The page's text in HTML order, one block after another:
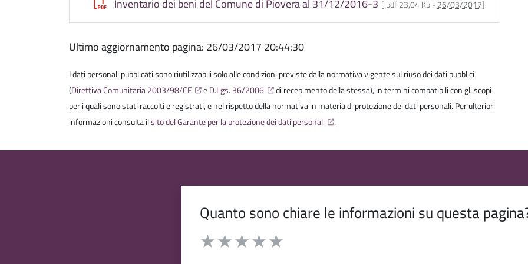
Inventario dei beni del Comune di Piovera al 31/12/2016-3 [.pdf 23,04 Kb - 26/03/2017]
Ultimo aggiornamento pagina: 26/03/2017 20:44:30
I dati personali pubblicati sono riutilizzabili solo alle condizioni previste dalla normativa vigente sul riuso dei dati pubblici
(Direttiva Comunitaria 2003/98/CE eD.Lgs. 36/2006
di recepimento della stessa), in termini compatibili con gli scopi
per i quali sono stati raccolti e registrati, e nel rispetto della normativa in materia di protezione dei dati personali. Per ulteriori
informazioni consulta ilsito del Garante per la protezione dei dati personali .
Quanto sono chiare le informazioni su questa
Valuta da 1 a 5 stelle la pagina